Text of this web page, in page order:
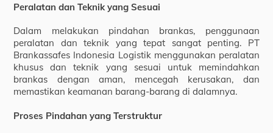
Peralatan dan Teknik yang Sesuai
Dalam melakukan pindahan brankas, penggunaan
peralatan dan teknik yang tepat sangat penting. PT
Brankassafes Indonesia Logistik menggunakan peralatan
khusus dan teknik yang sesuai untuk memindahkan
brankas dengan aman, mencegah kerusakan, dan
memastikan keamanan barang-barang di dalamnya.
Proses Pindahan yang Terstruktur